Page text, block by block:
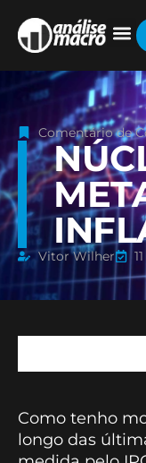
Comentário de
Vitor Wilher
Como tenho
longo das